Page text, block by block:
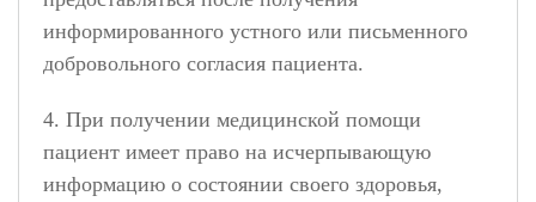
информированного устного или письменного
добровольного согласия пациента.
4. При получении медицинской помощи
пациент имеет право на исчерпывающую
информацию о состоянии своего здоровья,